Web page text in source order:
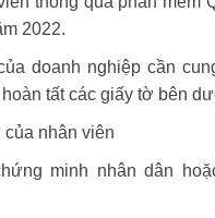
2022.
doanh nghiệp cần
tất các giấy tờ bên
của nhân viên
minh nhân dân